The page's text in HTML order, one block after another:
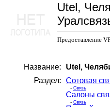
Utel,
Предоставление
Название:
Utel,
Раздел:
Сотовая
- Связь
Салоны
- Связь